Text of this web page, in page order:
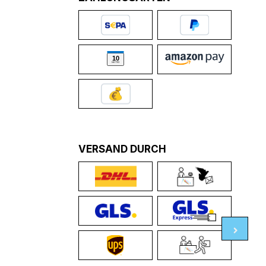
VERSAND DURCH